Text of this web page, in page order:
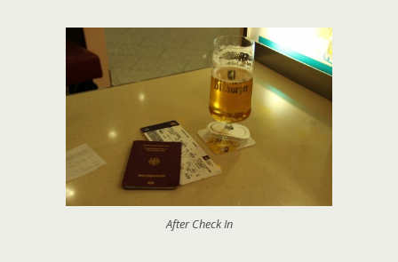
After Check In